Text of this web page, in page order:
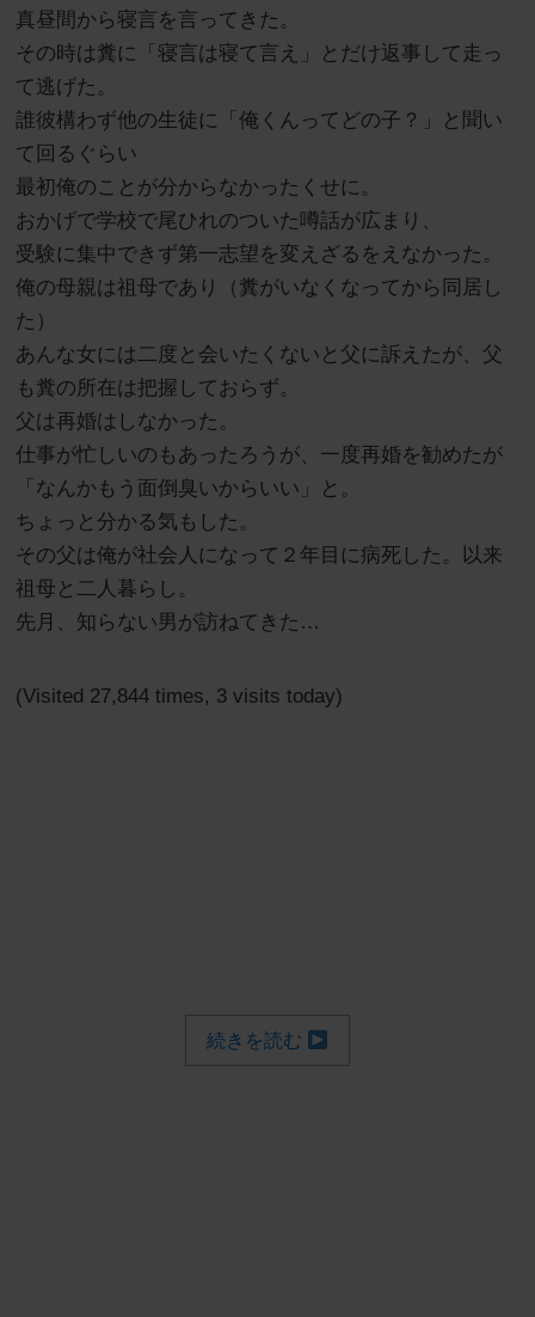
真昼間から寝言を言ってきた。
その時は糞に「寝言は寝て言え」とだけ返事して走っ
て逃げた。
誰彼構わず他の生徒に「俺くんってどの子？」と聞い
て回るぐらい
最初俺のことが分からなかったくせに。
おかげで学校で尾ひれのついた噂話が広まり、
受験に集中できず第一志望を変えざるをえなかった。
俺の母親は祖母であり（糞がいなくなってから同居し
た）
あんな女には二度と会いたくないと父に訴えたが、父
も糞の所在は把握しておらず。
父は再婚はしなかった。
仕事が忙しいのもあったろうが、一度再婚を勧めたが
「なんかもう面倒臭いからいい」と。
ちょっと分かる気もした。
その父は俺が社会人になって２年目に病死した。以来
祖母と二人暮らし。
先月、知らない男が訪ねてきた…
(Visited 27,844 times, 3 visits today)
続きを読む